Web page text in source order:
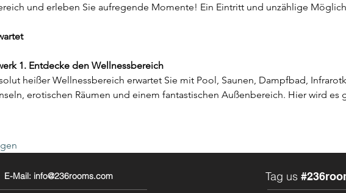
und erleben Sie aufregende Momente! Ein Eintritt und unzählige
1. Entdecke den Wellnessbereich
heißer Wellnessbereich erwartet Sie mit Pool, Saunen, Dampfbad,
erotischen Räumen und einem fantastischen Außenbereich. Hier wird es
E-Mail: info@236rooms.com Tag us